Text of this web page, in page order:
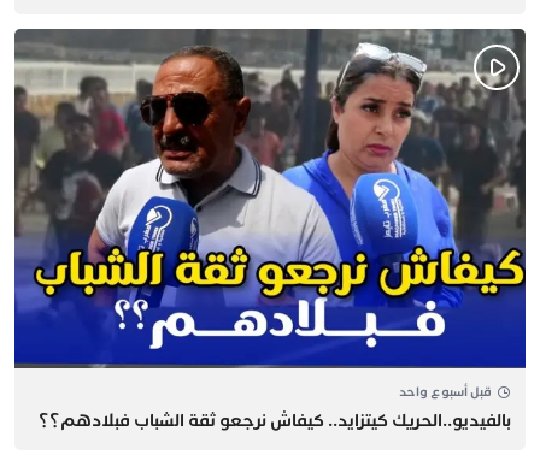
قبل أسبوع واحد
بالفيديو..الحريك كيتزايد.. كيفاش نرجعو ثقة الشباب فبلادهم؟؟